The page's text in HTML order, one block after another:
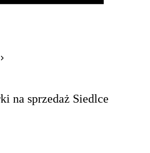
na sprzedaż Siedlce